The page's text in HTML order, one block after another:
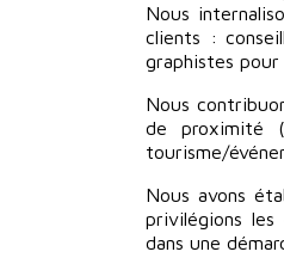
Nous
clients :
graphistes
Nous
de proximité
tourisme/
Nous avons
privilégions les
dans une